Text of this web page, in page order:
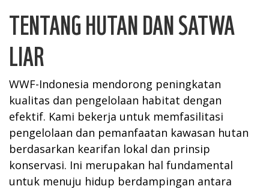
TENTANG HUTAN DAN SATWA
LIAR
WWF-Indonesia mendorong peningkatan
kualitas dan pengelolaan habitat dengan
efektif. Kami bekerja untuk memfasilitasi
pengelolaan dan pemanfaatan kawasan hutan
berdasarkan kearifan lokal dan prinsip
konservasi. Ini merupakan hal fundamental
untuk menuju hidup berdampingan antara